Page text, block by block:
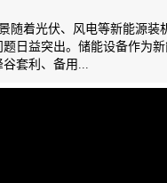
随着光伏、风电等新能源
日益突出。储能设备作为
套利、备用...